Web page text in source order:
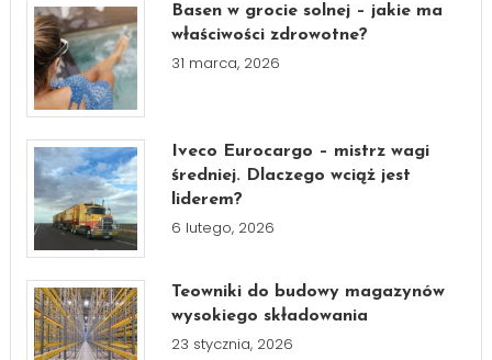
Basen w grocie solnej – jakie ma
właściwości zdrowotne?
31 marca, 2026
Iveco Eurocargo – mistrz wagi
średniej. Dlaczego wciąż jest
liderem?
6 lutego, 2026
Teowniki do budowy magazynów
wysokiego składowania
23 stycznia, 2026